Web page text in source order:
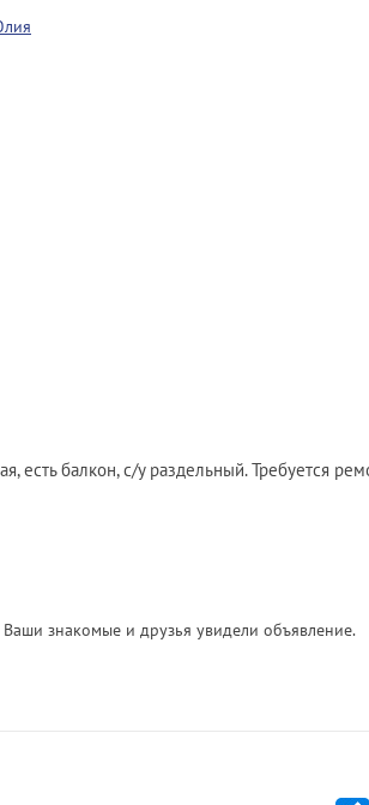
есть балкон, с/у раздельный. Требуется
Ваши знакомые и друзья увидели объявление.